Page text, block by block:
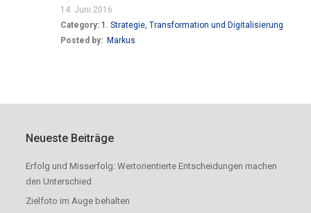
14. Juni 2016
Category:1. Strategie, Transformation und Digitalisierung
Posted by: Markus
Neueste Beiträge
Erfolg und Misserfolg: Wertorientierte Entscheidungen machen
den Unterschied
Zielfoto im Auge behalten